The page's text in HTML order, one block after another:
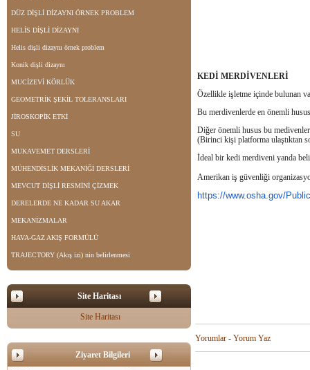
DÜZ DİŞLİ DİZAYNI ÖRNEK PROBLEM
HELİS DİŞLİ DİZAYNI
Helis dişli dizaynı örnek problem
Konik dişli dizaynı
MUCİZEVİ KÖRLÜK
GEOMETRİK ŞEKİL TOLERANSLARI
JİROSKOPİK ETKİ
SU
MUKAVEMET DERSLERİ
MÜHENDİSLİK MEKANİĞİ DERSLERİ
MEVCUT DİŞLİ RESMİNİ ÇİZMEK
DERELERDE NE KADAR SU AKAR
MEKANİZMALAR
HAVA-GAZ AKIŞ FORMÜLÜ
TRAJECTORY (Akış izi) nin belirlenmesi
Site Haritası
Site Haritası
Ziyaret Bilgileri
KEDİ MERDİVENLERİ
Özellikle işletme içinde bulunan
Bu merdivenlerde en önemli
Diğer önemli husus bu
(Birinci kişi platforma ulaştıktan
İdeal bir kedi merdiveni yanda
Amerikan iş güvenliği
https://www.osha.gov/
Yorumlar - Yorum Yaz